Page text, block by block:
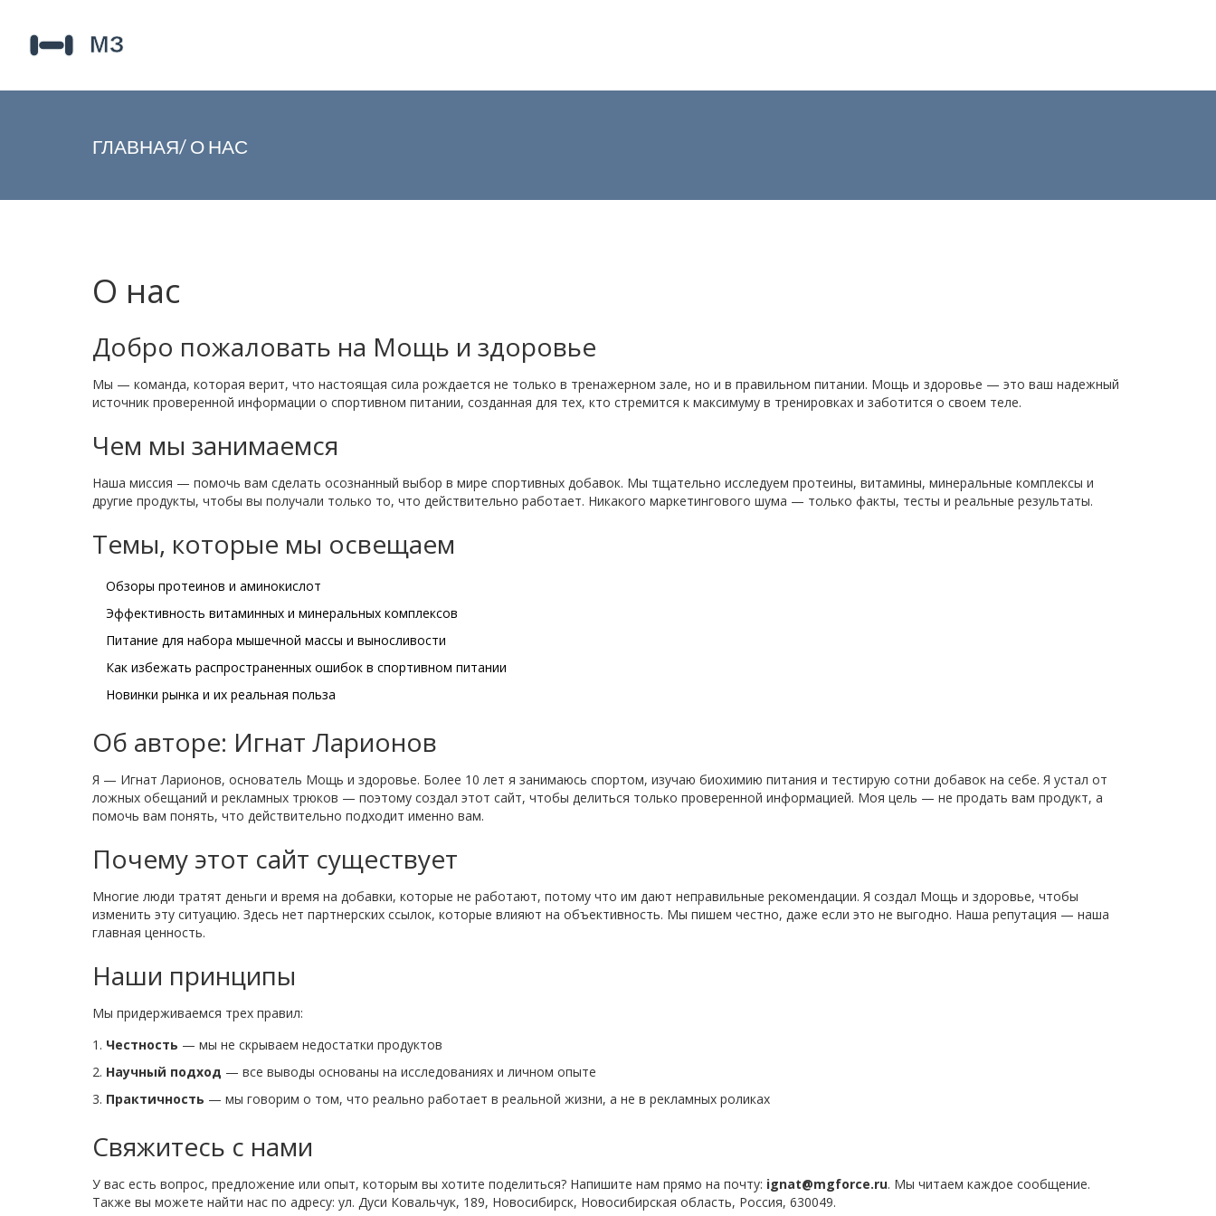
ГЛАВНАЯ/ О НАС
О нас
Добро пожаловать на Мощь и здоровье
Мы — команда, которая верит, что настоящая сила рождается не только в тренажерном зале, но и в правильном питании. Мощь и здоровье — это ваш надежный
источник проверенной информации о спортивном питании, созданная для тех, кто стремится к максимуму в тренировках и заботится о своем теле.
Чем мы занимаемся
Наша миссия — помочь вам сделать осознанный выбор в мире спортивных добавок. Мы тщательно исследуем протеины, витамины, минеральные комплексы и
другие продукты, чтобы вы получали только то, что действительно работает. Никакого маркетингового шума — только факты, тесты и реальные результаты.
Темы, которые мы освещаем
Обзоры протеинов и аминокислот
Эффективность витаминных и минеральных комплексов
Питание для набора мышечной массы и выносливости
Как избежать распространенных ошибок в спортивном питании
Новинки рынка и их реальная польза
Об авторе: Игнат Ларионов
Я — Игнат Ларионов, основатель Мощь и здоровье. Более 10 лет я занимаюсь спортом, изучаю биохимию питания и тестирую сотни добавок на себе. Я устал от
ложных обещаний и рекламных трюков — поэтому создал этот сайт, чтобы делиться только проверенной информацией. Моя цель — не продать вам продукт, а
помочь вам понять, что действительно подходит именно вам.
Почему этот сайт существует
Многие люди тратят деньги и время на добавки, которые не работают, потому что им дают неправильные рекомендации. Я создал Мощь и здоровье, чтобы
изменить эту ситуацию. Здесь нет партнерских ссылок, которые влияют на объективность. Мы пишем честно, даже если это не выгодно. Наша репутация — наша
главная ценность.
Наши принципы
Мы придерживаемся трех правил:
Честность — мы не скрываем недостатки продуктов
Научный подход — все выводы основаны на исследованиях и личном опыте
Практичность — мы говорим о том, что реально работает в реальной жизни, а не в рекламных роликах
Свяжитесь с нами
У вас есть вопрос, предложение или опыт, которым вы хотите поделиться? Напишите нам прямо на почту: ignat@mgforce.ru. Мы читаем каждое сообщение.
Также вы можете найти нас по адресу: ул. Дуси Ковальчук, 189, Новосибирск, Новосибирская область, Россия, 630049.